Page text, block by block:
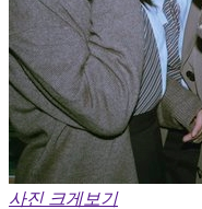
사진 크게보기